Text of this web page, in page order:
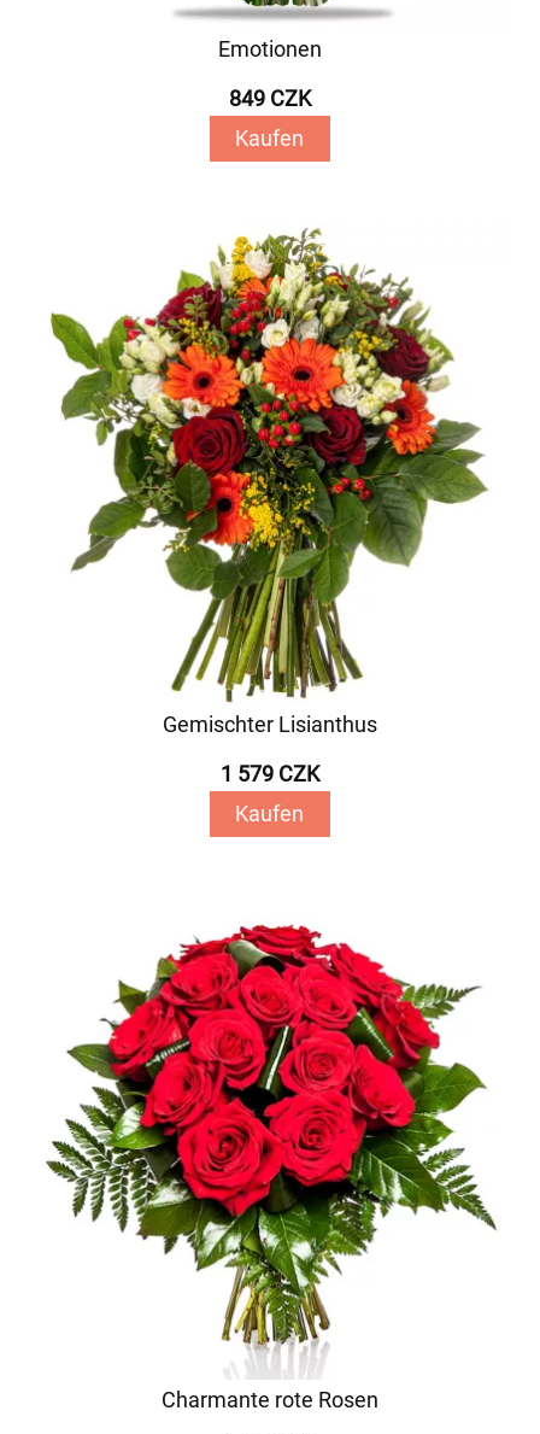
Emotionen
849 CZK
Kaufen
Gemischter Lisianthus
1 579 CZK
Kaufen
Charmante rote Rosen